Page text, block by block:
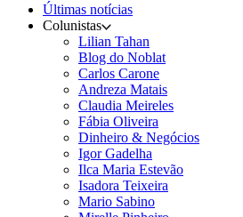
Últimas notícias
Colunistas
Lilian Tahan
Blog do Noblat
Carlos Carone
Andreza Matais
Claudia Meireles
Fábia Oliveira
Dinheiro & Negócios
Igor Gadelha
Ilca Maria Estevão
Isadora Teixeira
Mario Sabino